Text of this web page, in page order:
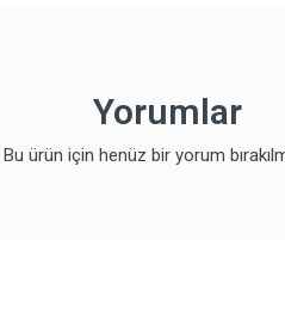
Yorumlar
Bu ürün için henüz bir yorum